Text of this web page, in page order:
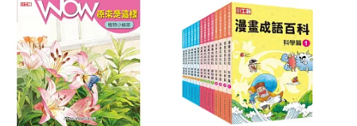
選
電子書(262) 有聲書(177)
展開
作者 (可複選)